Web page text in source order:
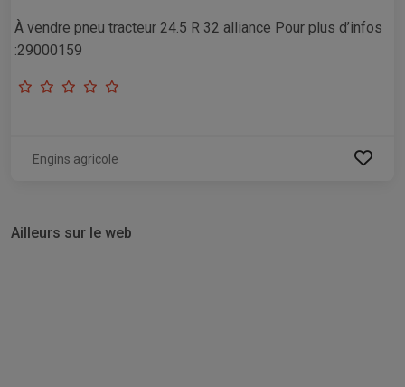
À vendre pneu tracteur 24.5 R 32 alliance Pour plus d’infos
:29000159
Engins agricole
Ailleurs sur le web